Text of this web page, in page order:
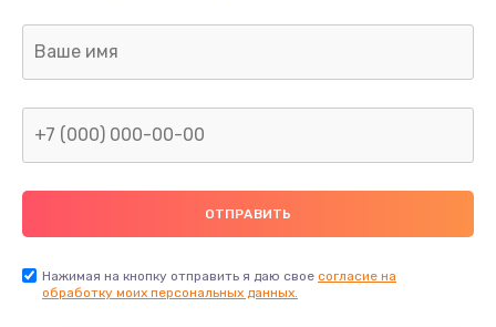
2000 руб.
Ремонт пищалок(твитеров)
900 руб.
Заказать
Нажимая на кнопку отправить я даю свое согласие на
обработку моих персональных данных.